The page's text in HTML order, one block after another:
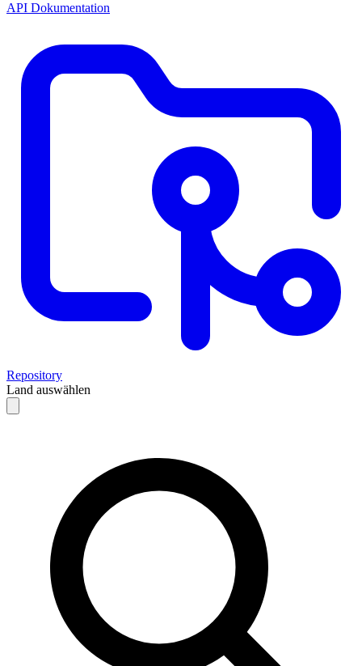
API Dokumentation
Repository
Land auswählen